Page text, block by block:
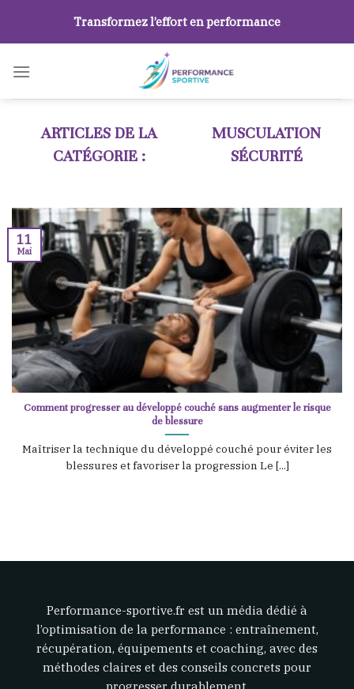
content
Transformez l’effort en performance
MUSCULATION
SÉCURITÉ
Comment progresser au développé couché sans augmenter le risque
de blessure
Maîtriser la technique du développé couché pour éviter les
blessures et favoriser la progression Le [...]
11
Mai
Performance-sportive.fr est un média dédié à
l’optimisation de la performance : entraînement,
récupération, équipements et coaching, avec des
méthodes claires et des conseils concrets pour
progresser durablement.